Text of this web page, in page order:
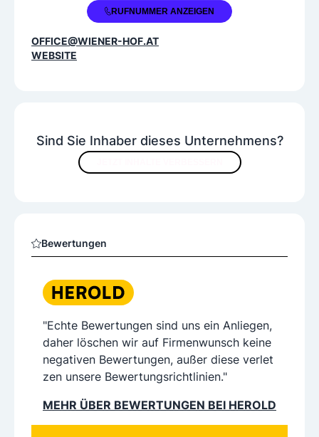
Ferienwohnungen
Verpflegung
Restaurant
Swimmingpool
Sind Sie Inhaber dieses Unternehmens?
Bewertungen
"Echte Bewertungen sind uns ein Anliegen,
daher löschen wir auf Firmenwunsch keine
negativen Bewertungen, außer diese verlet
zen unsere Bewertungsrichtlinien."
MEHR ÜBER BEWERTUNGEN BEI HEROLD
+43 7248 62614RUFNUMMER ANZEIGEN
OFFICE@WIENER-HOF.AT
WEBSITE